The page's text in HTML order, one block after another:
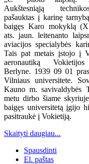
Aukštesniąją
pašauktas į karinę
baigęs Karo mokyklą
ats. jaun. leitenanto
aviacijos specialybės
Tais pat metais įstojo į
aeronautiką
Berlyne. 1939 09 01
Vilniaus universitete.
Kauno m. savivaldybės
metu dirbo šiame
baigęs universitetą įgijo
pasitraukė į Vokietiją.
Skaityti daugiau...
Spausdinti
El. paštas